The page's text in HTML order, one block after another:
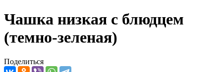
Чашка низкая с блюдцем
(темно-зеленая)
Поделиться